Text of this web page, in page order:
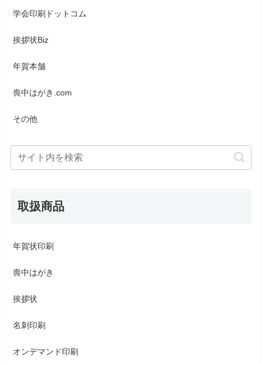
学会印刷ドットコム
挨拶状Biz
年賀本舗
喪中はがき.com
その他
取扱商品
年賀状印刷
喪中はがき
挨拶状
名刺印刷
オンデマンド印刷